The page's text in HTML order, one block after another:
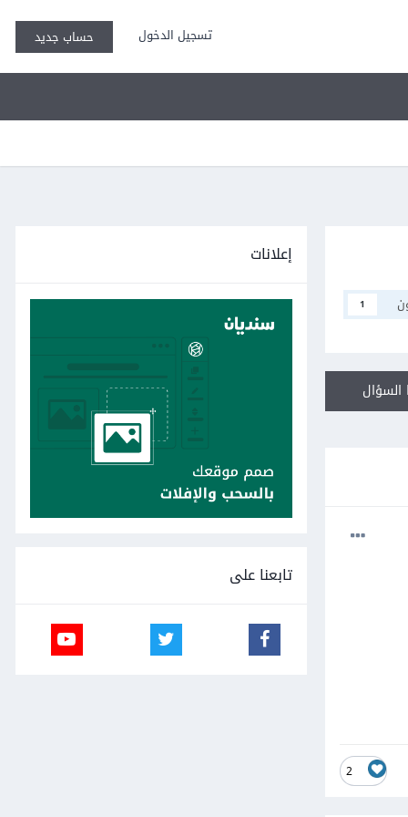
تسجيل الدخول حساب جديد
1
2
إعلانات
تابعنا على